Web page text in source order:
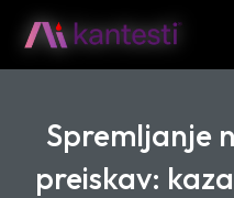
Spremljanje
preiskav: